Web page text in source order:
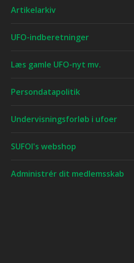
Artikelarkiv
UFO-indberetninger
Læs gamle UFO-nyt mv.
Persondatapolitik
Undervisningsforløb i ufoer
SUFOI's webshop
Administrér dit medlemsskab